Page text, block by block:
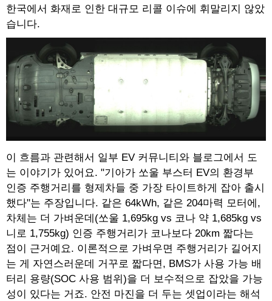
한국에서 화재로 인한 대규모 리콜 이슈에 휘말리지 않았
습니다.
이 흐름과 관련해서 일부 EV 커뮤니티와 블로그에서 도
는 이야기가 있어요. "기아가 쏘울 부스터 EV의 환경부
인증 주행거리를 형제차들 중 가장 타이트하게 잡아 출시
했다"는 주장입니다. 같은 64kWh, 같은 204마력 모터에,
차체는 더 가벼운데(쏘울 1,695kg vs 코나 약 1,685kg vs
니로 1,755kg) 인증 주행거리가 코나보다 20km 짧다는
점이 근거예요. 이론적으로 가벼우면 주행거리가 길어지
는 게 자연스러운데 거꾸로 짧다면, BMS가 사용 가능 배
터리 용량(SOC 사용 범위)을 더 보수적으로 잡았을 가능
성이 있다는 거죠. 안전 마진을 더 두는 셋업이라는 해석